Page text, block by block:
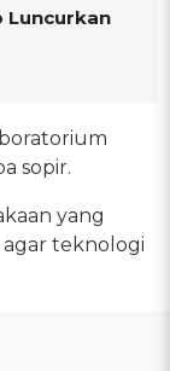
Luncurkan
sopir.
yang
teknologi